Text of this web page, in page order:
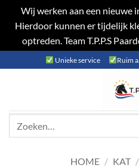
Wij werken aan een nieuwe
Hierdoor kunnen er tijdelijk
optreden. Team T.P.P.S
naar
Unieke service Ruim
HOME / KAT /